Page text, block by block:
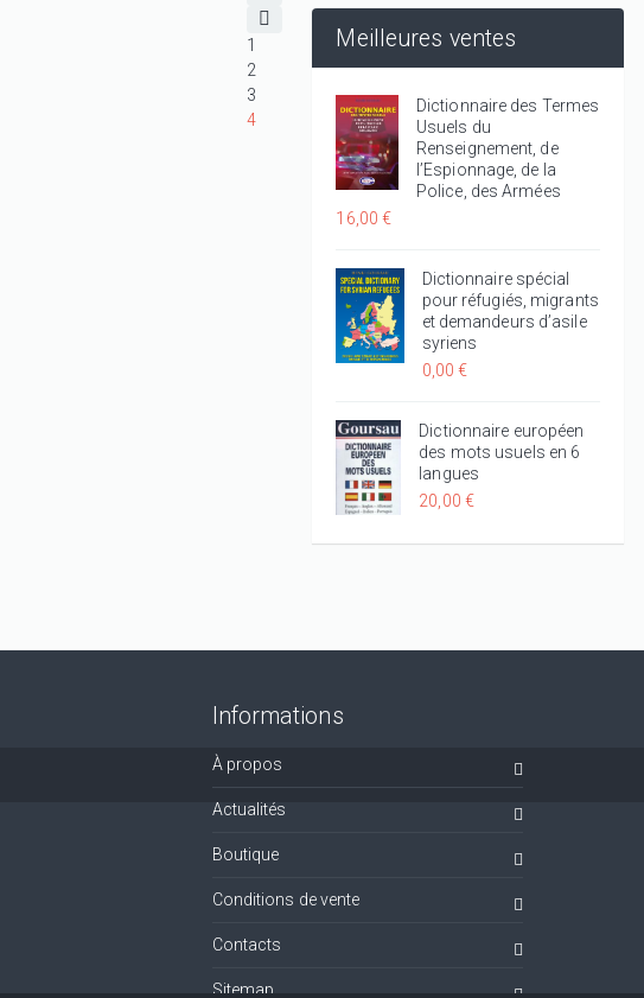
1
2
3
4
Meilleures ventes
Dictionnaire des Termes
Usuels du
Renseignement, de
l’Espionnage, de la
Police, des Armées
16,00 €
Dictionnaire spécial
pour réfugiés, migrants
et demandeurs d’asile
syriens
0,00 €
Dictionnaire européen
des mots usuels en 6
langues
20,00 €
Informations
À propos
Actualités
Boutique
Conditions de vente
Contacts
Sitemap